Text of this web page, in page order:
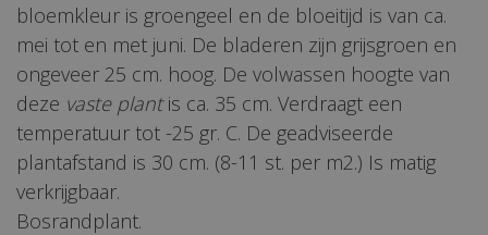
bloemkleur is groengeel en de bloeitijd is van ca.
mei tot en met juni. De bladeren zijn grijsgroen en
ongeveer 25 cm. hoog. De volwassen hoogte van
deze vaste plantis ca. 35 cm. Verdraagt een
temperatuur tot -25 gr. C. De geadviseerde
plantafstand is 30 cm. (8-11 st. per m2.) Is matig
verkrijgbaar.
Bosrandplant.